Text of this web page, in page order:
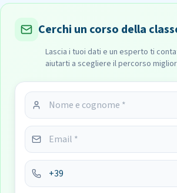
Cerchi un corso della
Lascia i tuoi dati e un esperto ti
aiutarti a scegliere il percorso